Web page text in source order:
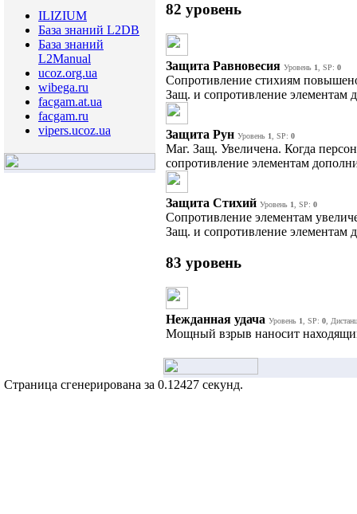
ILIZIUM
База знаний L2DB
База знаний
L2Manual
ucoz.org.ua
wibega.ru
facgam.at.ua
facgam.ru
vipers.ucoz.ua
82 уровень
Защита Равновесия Уровень 1 , SP: 0
Сопротивление стихиям
Защ. и сопротивление элементам
Защита Рун Уровень 1 , SP: 0
Маг. Защ. Увеличена. Когда
сопротивление элементам
Защита Стихий Уровень 1 , SP: 0
Сопротивление элементам
Защ. и сопротивление элементам
83 уровень
Нежданная удача Уровень 1 , SP: 0 ,
Мощный взрыв наносит
Страница сгенерирована за 0.12427 секунд.